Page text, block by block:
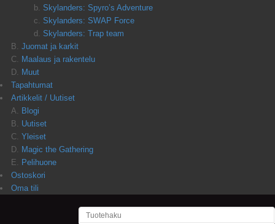
Skylanders: Spyro’s Adventure
Skylanders: SWAP Force
Skylanders: Trap team
Juomat ja karkit
Maalaus ja rakentelu
Muut
Tapahtumat
Artikkelit / Uutiset
Blogi
Uutiset
Yleiset
Magic the Gathering
Pelihuone
Ostoskori
Oma tili